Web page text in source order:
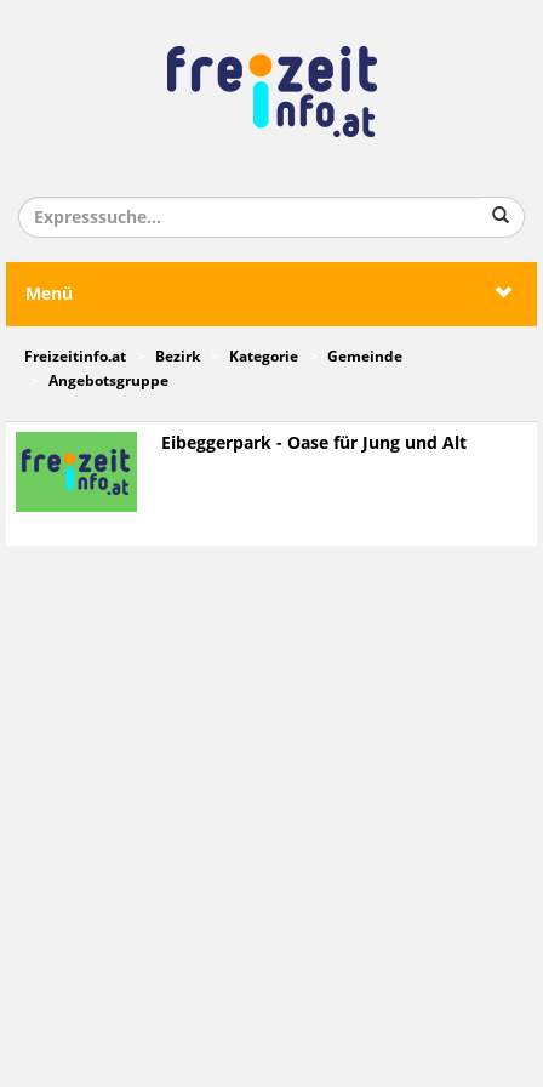
Menü
Freizeitinfo.at Bezirk Kategorie
Gemeinde
Angebotsgruppe
Eibeggerpark - Oase für Jung und Alt